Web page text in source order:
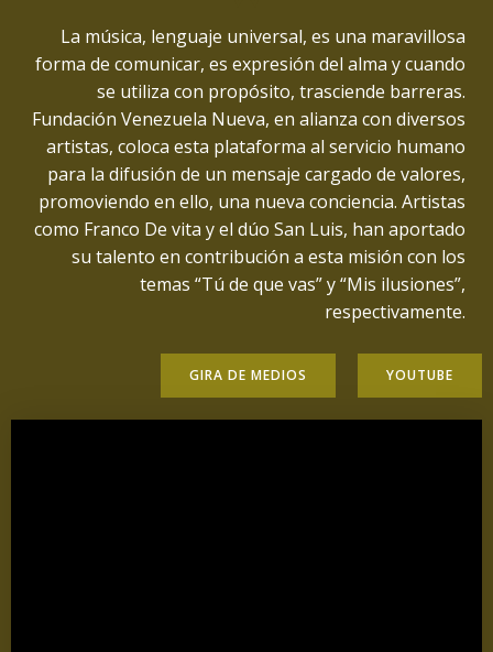
La música, lenguaje universal, es una maravillosa
forma de comunicar, es expresión del alma y cuando
se utiliza con propósito, trasciende barreras.
Fundación Venezuela Nueva, en alianza con diversos
artistas, coloca esta plataforma al servicio humano
para la difusión de un mensaje cargado de valores,
promoviendo en ello, una nueva conciencia. Artistas
como Franco De vita y el dúo San Luis, han aportado
su talento en contribución a esta misión con los
temas “Tú de que vas” y “Mis ilusiones”,
respectivamente.
GIRA DE MEDIOS YOUTUBE